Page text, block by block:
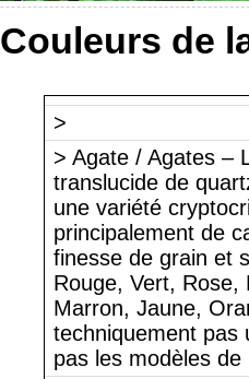
Couleurs de
>
> Agate / Agates –
translucide de
une variété
principalement de
finesse de grain et
Rouge, Vert, Rose,
Marron, Jaune,
techniquement pas
pas les modèles de